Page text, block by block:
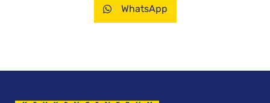
WhatsApp